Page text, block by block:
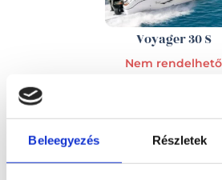
Beleegyezés Részletek
Voyager 30 S
Nem rendelhető